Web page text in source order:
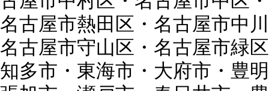
名古屋市熱田区・名古屋市中
名古屋市守山区・名古屋市緑
知多市・東海市・大府市・豊